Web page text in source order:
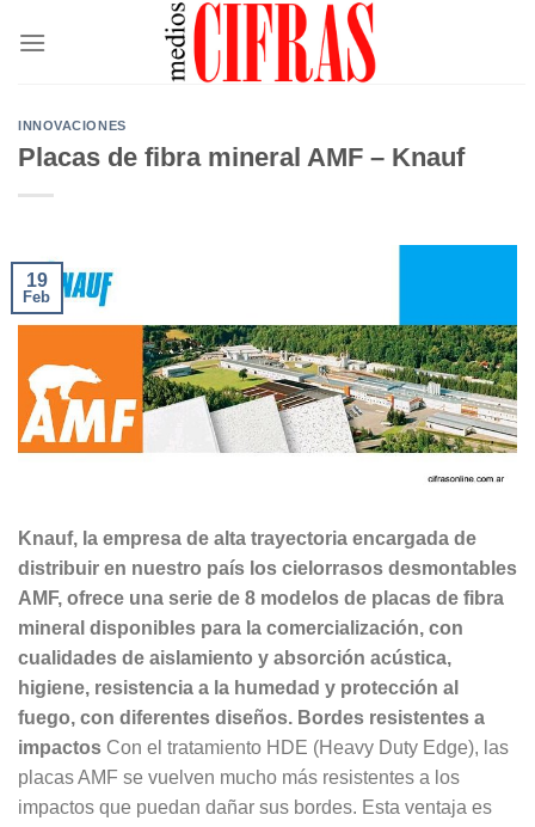
INNOVACIONES
Placas de fibra mineral AMF – Knauf
19
Feb
Knauf, la empresa de alta trayectoria encargada de
distribuir en nuestro país los cielorrasos desmontables
AMF, ofrece una serie de 8 modelos de placas de fibra
mineral disponibles para la comercialización, con
cualidades de aislamiento y absorción acústica,
higiene, resistencia a la humedad y protección al
fuego, con diferentes diseños. Bordes resistentes a
impactos Con el tratamiento HDE (Heavy Duty Edge), las
placas AMF se vuelven mucho más resistentes a los
impactos que puedan dañar sus bordes. Esta ventaja es